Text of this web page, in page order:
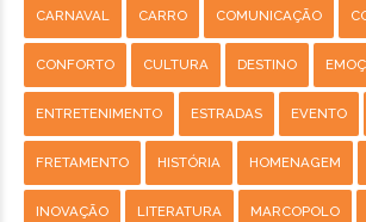
CARNAVAL CARRO COMUNICAÇÃO
CONFORTO CULTURA DESTINO
ENTRETENIMENTO ESTRADAS EVENTO
FRETAMENTO HISTÓRIA HOMENAGEM
INOVAÇÃO LITERATURA MARCOPOLO